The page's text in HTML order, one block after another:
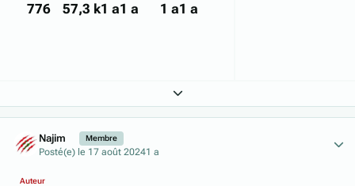
776 57,3 k1 a1 a 1 a1 a
Expand topic overview
Najim Membre
Posté(e) le 17 août 20241 a
Auteur